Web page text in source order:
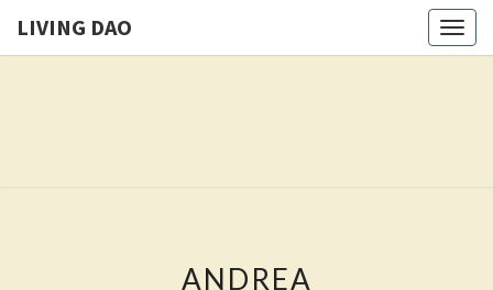
LIVING DAO
ANDREA